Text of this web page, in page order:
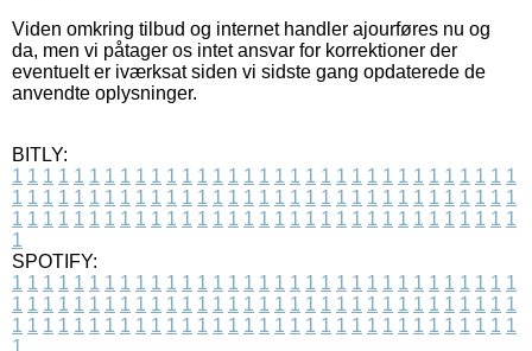
Viden omkring tilbud og internet handler ajourføres nu og
da, men vi påtager os intet ansvar for korrektioner der
eventuelt er iværksat siden vi sidste gang opdaterede de
anvendte oplysninger.
BITLY:
1 1 1 1 1 1 1 1 1 1 1 1 1 1 1 1 1 1 1 1 1 1 1 1 1 1 1 1 1 1 1 1 1
1 1 1 1 1 1 1 1 1 1 1 1 1 1 1 1 1 1 1 1 1 1 1 1 1 1 1 1 1 1 1 1 1
1 1 1 1 1 1 1 1 1 1 1 1 1 1 1 1 1 1 1 1 1 1 1 1 1 1 1 1 1 1 1 1 1
1
SPOTIFY:
1 1 1 1 1 1 1 1 1 1 1 1 1 1 1 1 1 1 1 1 1 1 1 1 1 1 1 1 1 1 1 1 1
1 1 1 1 1 1 1 1 1 1 1 1 1 1 1 1 1 1 1 1 1 1 1 1 1 1 1 1 1 1 1 1 1
1 1 1 1 1 1 1 1 1 1 1 1 1 1 1 1 1 1 1 1 1 1 1 1 1 1 1 1 1 1 1 1 1
1